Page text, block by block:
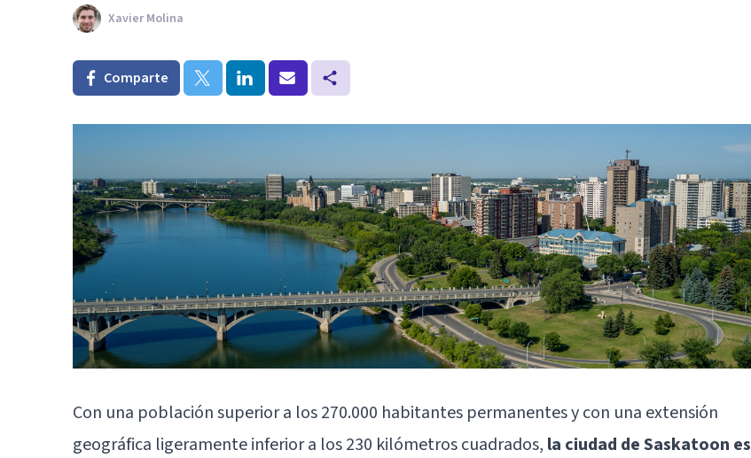
Xavier Molina
Comparte
Con una población superior a los 270.000 habitantes permanentes y con una extensión
geográfica ligeramente inferior a los 230 kilómetros cuadrados, la ciudad de Saskatoon es